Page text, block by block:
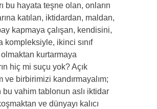
bu hayata teşne olan, onların
katılan, iktidardan, maldan,
kapmaya çalışan, kendisini,
kompleksiyle, ikinci sınıf
kurtarmaya
hiç mi suçu yok? Açık
ve birbirimizi kandırmayalım;
bu vahim tablonun aslı iktidar
ve dünyayı kalıcı